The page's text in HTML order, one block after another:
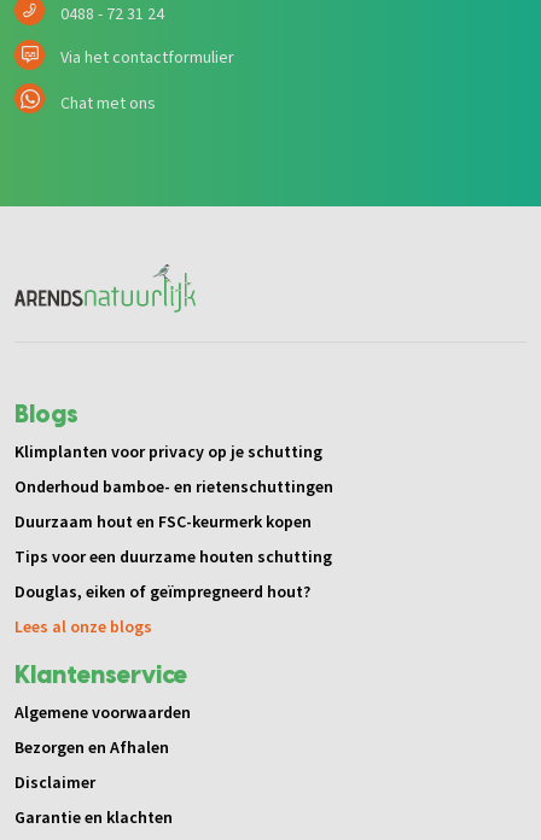
0488 - 72 31 24
Via het contactformulier
Chat met ons
Blogs
Klimplanten voor privacy op je schutting
Onderhoud bamboe- en rietenschuttingen
Duurzaam hout en FSC-keurmerk kopen
Tips voor een duurzame houten schutting
Douglas, eiken of geïmpregneerd hout?
Lees al onze blogs
Klantenservice
Algemene voorwaarden
Bezorgen en Afhalen
Disclaimer
Garantie en klachten